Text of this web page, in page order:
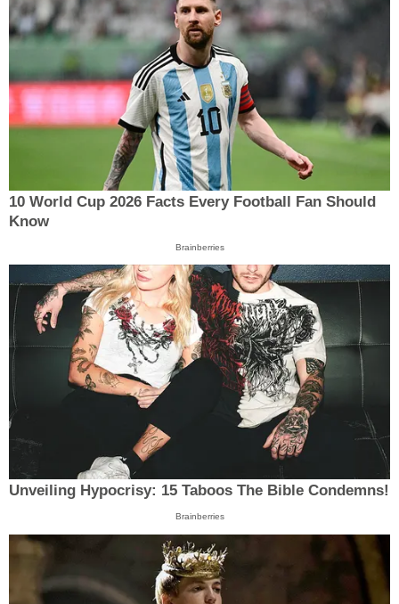
10 World Cup 2026 Facts Every Football Fan Should
Know
Brainberries
Unveiling Hypocrisy: 15 Taboos The Bible Condemns!
Brainberries